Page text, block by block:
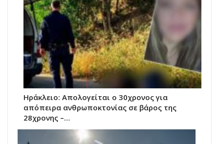
Ηράκλειο: Απολογείται ο 30χρονος για
απόπειρα ανθρωποκτονίας σε βάρος της
28χρονης –…